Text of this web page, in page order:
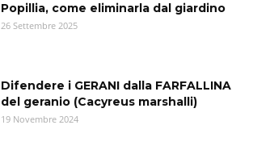
Popillia, come eliminarla dal giardino
26 Settembre 2025
Difendere i GERANI dalla FARFALLINA
del geranio (Cacyreus marshalli)
19 Novembre 2024